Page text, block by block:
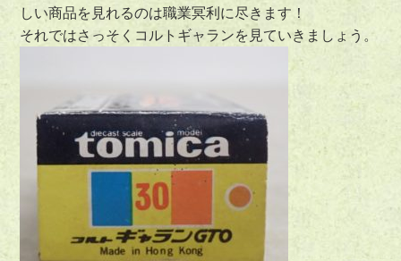
しい商品を見れるのは職業冥利に尽きます！
それではさっそくコルトギャランを見ていきましょう。